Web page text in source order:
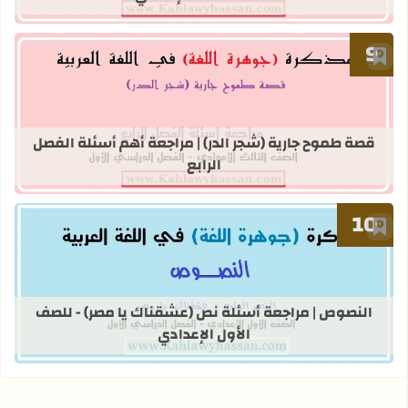
أضف إلى العلامات المرجعية
قراءة المزيد عن قصة طموح جارية
قصة طموح جارية (شجر الدر) | مراجعة أهم أسئلة الفصل
الرابع
أضف إلى العلامات المرجعية
قراءة المزيد عن النصوص | مراجعة
النصوص | مراجعة أسئلة نص (عشقناك يا مصر) - للصف
الأول الإعدادي